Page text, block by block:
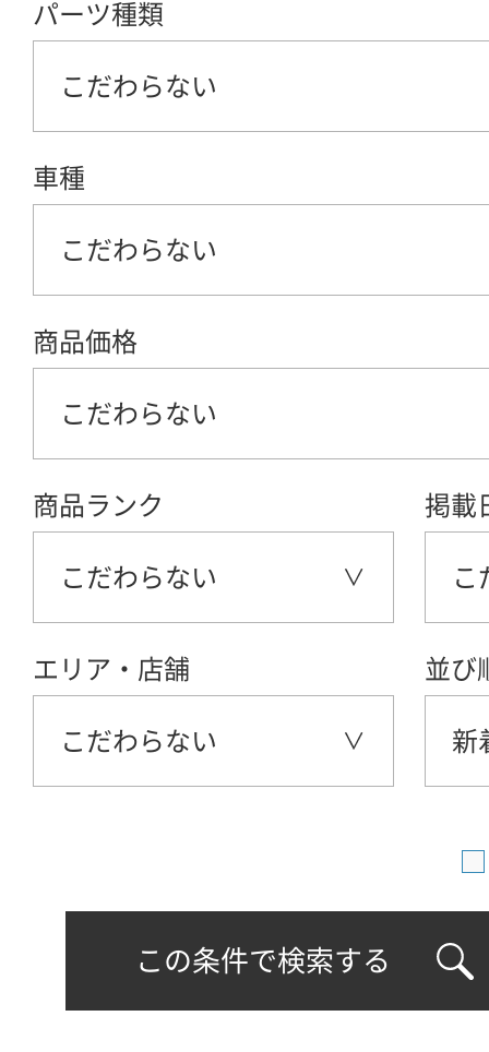
パーツ種類
こだわらない
車種
こだわらない
商品価格
こだわらない
商品ランク
こだわらない
掲載
こ
エリア・店舗
こだわらない
並び
新
この条件で検索する